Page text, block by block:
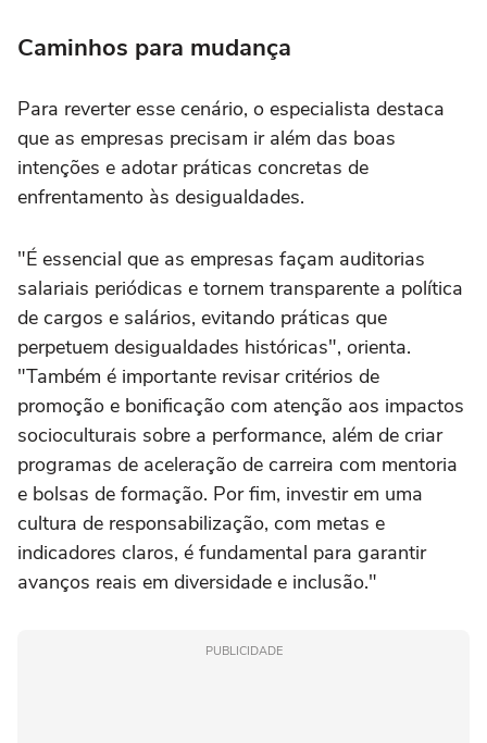
Caminhos para mudança
Para reverter esse cenário, o especialista destaca
que as empresas precisam ir além das boas
intenções e adotar práticas concretas de
enfrentamento às desigualdades.
"É essencial que as empresas façam auditorias
salariais periódicas e tornem transparente a política
de cargos e salários, evitando práticas que
perpetuem desigualdades históricas", orienta.
"Também é importante revisar critérios de
promoção e bonificação com atenção aos impactos
socioculturais sobre a performance, além de criar
programas de aceleração de carreira com mentoria
e bolsas de formação. Por fim, investir em uma
cultura de responsabilização, com metas e
indicadores claros, é fundamental para garantir
avanços reais em diversidade e inclusão."
PUBLICIDADE